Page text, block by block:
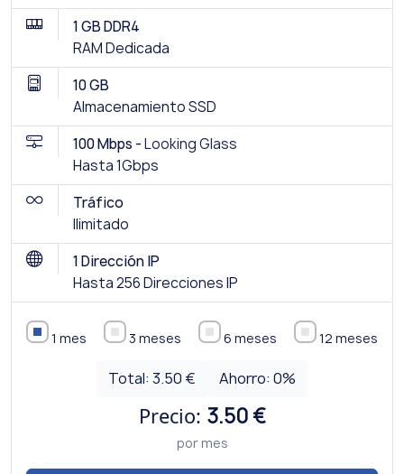
1 GB DDR4
RAM Dedicada
10 GB
Almacenamiento SSD
100 Mbps -Looking Glass
Hasta 1Gbps
Tráfico
Ilimitado
1 Dirección IP
Hasta 256 Direcciones IP
1 mes 3 meses 6 meses 12 meses
Total:3.50 € Ahorro: 0%
Precio: 3.50 €
por mes